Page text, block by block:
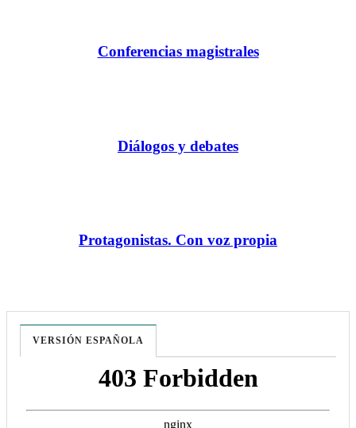
Conferencias magistrales
Diálogos y debates
Protagonistas. Con voz propia
VERSIÓN ESPAÑOLA